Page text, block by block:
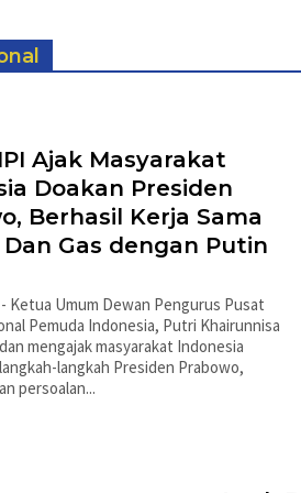
Ajak Masyarakat
Doakan Presiden
Berhasil Kerja Sama
Gas dengan Putin
- Ketua Umum Dewan Pengurus Pusat
Pemuda Indonesia, Putri Khairunnisa
mengajak masyarakat Indonesia
langkah Presiden Prabowo,
persoalan...